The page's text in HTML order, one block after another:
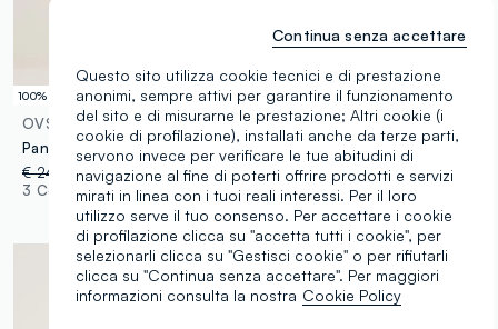
100% Cotone
OVS
€ 24,95-50%€ 12,47
3 Colori
100% Cotone
OVS
€ 11,95
3 Colori
Questo sito utilizza cookie tecnici e di prestazione
anonimi, sempre attivi per garantire il funzionamento
del sito e di misurarne le prestazione; Altri cookie (i
cookie di profilazione), installati anche da terze parti,
servono invece per verificare le tue abitudini di
navigazione al fine di poterti offrire prodotti e servizi
mirati in linea con i tuoi reali interessi. Per il loro
utilizzo serve il tuo consenso. Per accettare i cookie
di profilazione clicca su "accetta tutti i cookie", per
selezionarli clicca su "Gestisci cookie" o per rifiutarli
clicca su "Continua senza accettare". Per maggiori
informazioni consulta la nostra Cookie Policy
Continua senza accettare